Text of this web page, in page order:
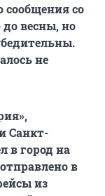
сообщения со
весны, но
не
Санкт-
в город на
в
из